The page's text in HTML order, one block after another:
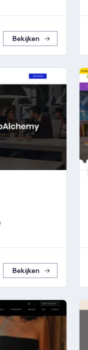
Bekijken
Bekijken